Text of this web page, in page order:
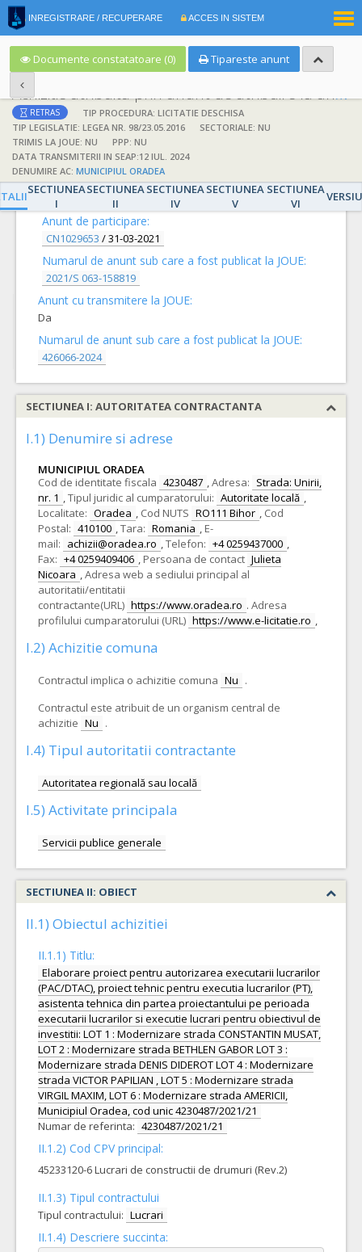
INREGISTRARE / RECUPERARE ACCES IN SISTEM
Documente constatatoare (0) Tipareste anunt
Achizitie atribuita prin anunt de atribuire la anunt de participare
RETRAS
TIP PROCEDURA: LICITATIE DESCHISA
TIP LEGISLATIE: LEGEA NR. 98/23.05.2016
SECTORIALE: NU
TRIMIS LA JOUE: NU
PPP: NU
DATA TRANSMITERII IN SEAP:12 IUL. 2024
DENUMIRE AC: MUNICIPIUL ORADEA
SECTIUNEA
I
SECTIUNEA
II
SECTIUNEA
IV
SECTIUNEA
V
SECTIUNEA
VI
DETALII
Anunt de participare:
CN1029653 /31-03-2021
Numarul de anunt sub care a fost publicat la JOUE:
2021/S 063-158819
Anunt cu transmitere la JOUE:
Da
Numarul de anunt sub care a fost publicat la JOUE:
426066-2024
SECTIUNEA I: AUTORITATEA CONTRACTANTA
I.1) Denumire si adrese
MUNICIPIUL ORADEA
Cod de identitate fiscala 4230487 ,Adresa: Strada: Unirii,
nr. 1 ,Tipul juridic al cumparatorului: Autoritate locală ,
Localitate: Oradea , Cod NUTS RO111 Bihor , Cod
Postal: 410100 ,Tara: Romania , E-
mail: achizii@oradea.ro ,Telefon: +4 0259437000 ,
Fax: +4 0259409406 , Persoana de contact Julieta
Nicoara ,Adresa web a sediului principal al
autoritatii/entitatii
contractante(URL) https://www.oradea.ro . Adresa
profilului cumparatorului (URL) https://www.e-licitatie.ro ,
I.2) Achizitie comuna
Contractul implica o achizitie comuna Nu .
Contractul este atribuit de un organism central de
achizitie Nu .
I.4) Tipul autoritatii contractante
Autoritatea regională sau locală
I.5) Activitate principala
Servicii publice generale
SECTIUNEA II: OBIECT
II.1) Obiectul achizitiei
II.1.1) Titlu:
Elaborare proiect pentru autorizarea executarii lucrarilor
(PAC/DTAC), proiect tehnic pentru executia lucrarilor (PT),
asistenta tehnica din partea proiectantului pe perioada
executarii lucrarilor si executie lucrari pentru obiectivul de
investitii: LOT 1 : Modernizare strada CONSTANTIN MUSAT,
LOT 2 : Modernizare strada BETHLEN GABOR LOT 3 :
Modernizare strada DENIS DIDEROT LOT 4 : Modernizare
strada VICTOR PAPILIAN , LOT 5 : Modernizare strada
VIRGIL MAXIM, LOT 6 : Modernizare strada AMERICII,
Municipiul Oradea, cod unic 4230487/2021/21
Numar de referinta: 4230487/2021/21
II.1.2) Cod CPV principal:
45233120-6 Lucrari de constructii de drumuri (Rev.2)
II.1.3) Tipul contractului
Tipul contractului: Lucrari
II.1.4) Descriere succinta: